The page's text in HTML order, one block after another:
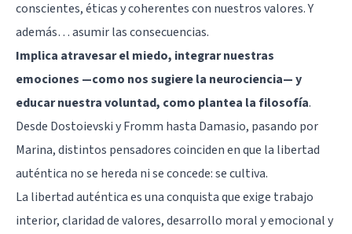
conscientes, éticas y coherentes con nuestros valores. Y
además… asumir las consecuencias.
Implica atravesar el miedo, integrar nuestras
emociones —como nos sugiere la neurociencia— y
educar nuestra voluntad, como plantea la filosofía.
Desde Dostoievski y Fromm hasta Damasio, pasando por
Marina, distintos pensadores coinciden en que la libertad
auténtica no se hereda ni se concede: se cultiva.
La libertad auténtica es una conquista que exige trabajo
interior, claridad de valores, desarrollo moral y emocional y